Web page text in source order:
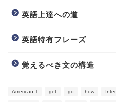
英語上達への道
英語特有フレーズ
覚えるべき文の構造
American T get go how